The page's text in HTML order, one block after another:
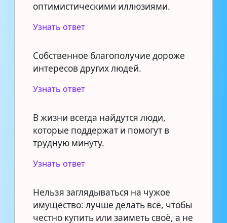
оптимистическими иллюзиями.
Узнать ответ
Собственное благополучие дороже
интересов других людей.
Узнать ответ
В жизни всегда найдутся люди,
которые поддержат и помогут в
трудную минуту.
Узнать ответ
Нельзя заглядываться на чужое
имущество: лучше делать всё, чтобы
честно купить или заиметь своё, а не